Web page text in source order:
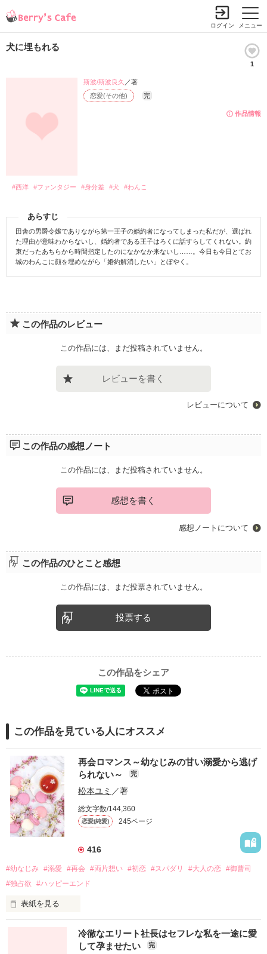
メニュー
ログイン
犬に埋もれる
1
作品情報
恋愛(その他) 完
斯波/斯波良久 ／著
#西洋 #ファンタジー #身分差 #犬 #わんこ
あらすじ
田舎の男爵令嬢でありながら第一王子の婚約者になってしまった私だが、選ばれ
た理由が意味わからないし、婚約者である王子はろくに話すらしてくれない。約
束だったあちらから時間指定したのになかなか来ないし……。今日も今日とてお
城のわんこに顔を埋めながら「婚約解消したい」とぼやく。
この作品のレビュー
この作品には、まだ投稿されていません。
レビューを書く
レビューについて
この作品の感想ノート
この作品には、まだ投稿されていません。
感想を書く
感想ノートについて
この作品のひとこと感想
この作品には、まだ投票されていません。
投票する
この作品をシェア
この作品を見ている人にオススメ
再会ロマンス～幼なじみの甘い溺愛から逃げ
られない～
完
松本ユミ ／著
総文字数/144,360
恋愛(純愛) 245ページ
416
#幼なじみ #溺愛 #再会 #両片想い #初恋 #スパダリ #大人の恋 #御曹司
#独占欲
#ハッピーエンド
表紙を見る
冷徹なエリート社長はセフレな私を一途に愛
して孕ませたい
完